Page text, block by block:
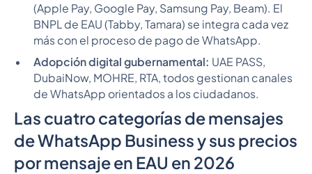
(Apple Pay, Google Pay, Samsung Pay, Beam). El
BNPL de EAU (Tabby, Tamara) se integra cada vez
más con el proceso de pago de WhatsApp.
Adopción digital gubernamental: UAE PASS,
DubaiNow, MOHRE, RTA, todos gestionan canales
de WhatsApp orientados a los ciudadanos.
Las cuatro categorías de mensajes
de WhatsApp Business y sus precios
por mensaje en EAU en 2026